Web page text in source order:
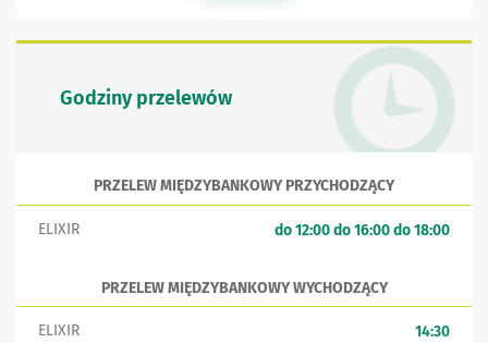
Godziny przelewów
PRZELEW MIĘDZYBANKOWY PRZYCHODZĄCY
ELIXIR do 12:00 do 16:00 do 18:00
PRZELEW MIĘDZYBANKOWY WYCHODZĄCY
ELIXIR 14:30